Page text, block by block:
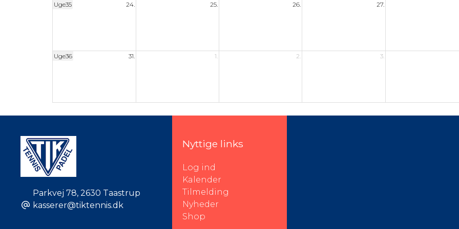
Uge35 24. 25. 26. 27.
Uge36 31. 1. 2. 3.
Parkvej 78, 2630 Taastrup
kasserer@tiktennis.dk
Nyttige links
Log ind
Kalender
Tilmelding
Nyheder
Shop